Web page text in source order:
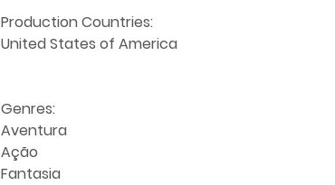
Production Countries:
United States of America
Genres:
Aventura
Ação
Fantasia